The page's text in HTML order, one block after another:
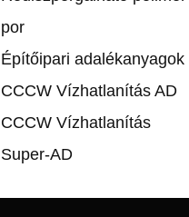
por
Építőipari adalékanyagok
CCCW Vízhatlanítás AD
CCCW Vízhatlanítás
Super-AD